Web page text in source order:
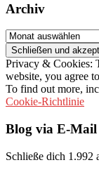
Archiv
Archiv
Privacy & Cookies:
website, you agree
To find out more,
Cookie-Richtlinie
Blog via E-Mail
Schließe dich 1.992